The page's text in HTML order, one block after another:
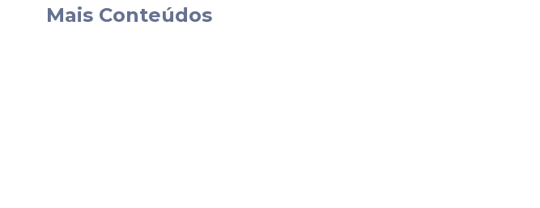
Mais Conteúdos